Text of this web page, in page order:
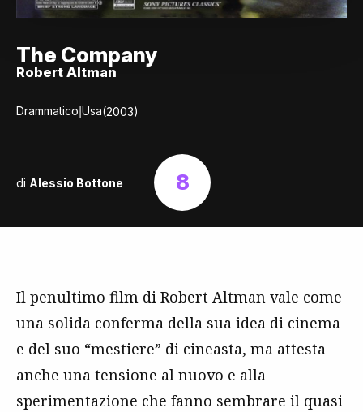
The Company
Robert Altman
Drammatico|Usa(2003)
di Alessio Bottone 8
Il penultimo film di Robert Altman vale come
una solida conferma della sua idea di cinema
e del suo “mestiere” di cineasta, ma attesta
anche una tensione al nuovo e alla
sperimentazione che fanno sembrare il quasi